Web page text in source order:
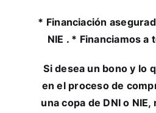
* Financiación
NIE . * Financiamos a
Si desea un bono y lo
en el proceso de
una copa de DNI o